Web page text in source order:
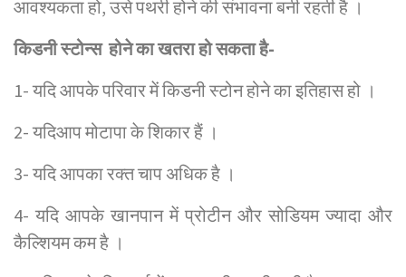
आवश्यकता हो, उसे पथरी होने की संभावना बनी रहती है ।
किडनी स्टोन्स होने का खतरा हो सकता है-
1- यदि आपके परिवार में किडनी स्टोन होने का इतिहास हो ।
2- यदिआप मोटापा के शिकार हैं ।
3- यदि आपका रक्त चाप अधिक है ।
4- यदि आपके खानपान में प्रोटीन और सोडियम ज्यादा और
कैल्शियम कम है ।